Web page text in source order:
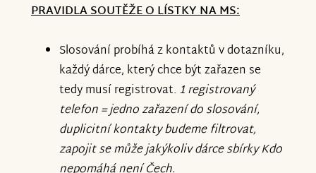
PRAVIDLA SOUTĚŽE O LÍSTKY NA MS:
Slosování probíhá z kontaktů v dotazníku,
každý dárce, který chce být zařazen se
tedy musí registrovat. 1 registrovaný
telefon = jedno zařazení do slosování,
duplicitní kontakty budeme filtrovat,
zapojit se může jakýkoliv dárce sbírky Kdo